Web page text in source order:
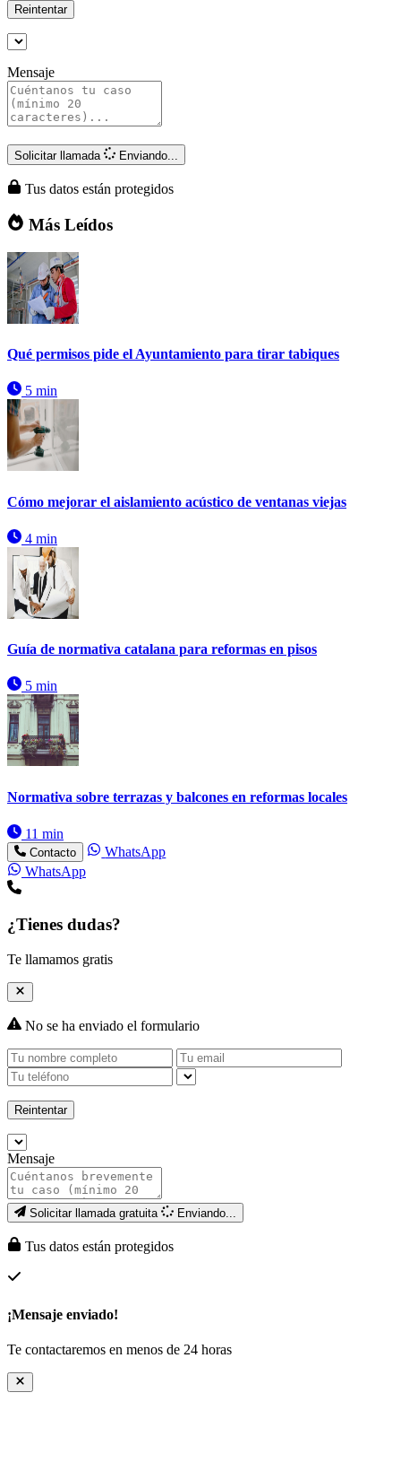
Reintentar
Mensaje
Solicitar llamada Enviando...
Tus datos están protegidos
Más Leídos
Qué permisos pide el Ayuntamiento para tirar tabiques
5 min
Cómo mejorar el aislamiento acústico de ventanas viejas
4 min
Guía de normativa catalana para reformas en pisos
5 min
Normativa sobre terrazas y balcones en reformas locales
11 min
Contacto
WhatsApp
WhatsApp
¿Tienes dudas?
Te llamamos gratis
No se ha enviado el formulario
Reintentar
Mensaje
Solicitar llamada gratuita Enviando...
Tus datos están protegidos
¡Mensaje enviado!
Te contactaremos en menos de 24 horas